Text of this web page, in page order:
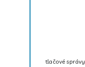
tlačové správy